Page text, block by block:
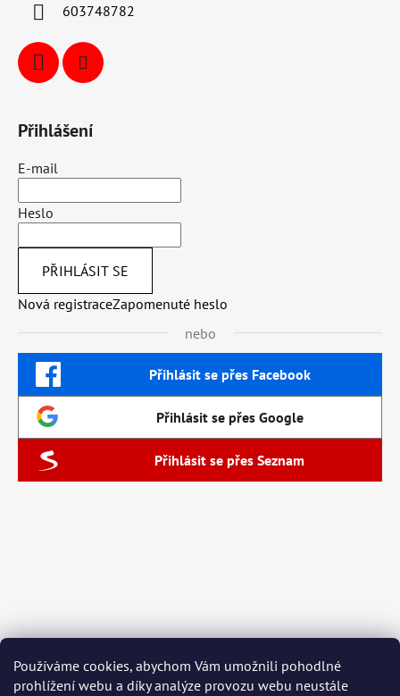
Používáme cookies, abychom Vám umožnili pohodlné
prohlížení webu a díky analýze provozu webu neustále
603748782
Přihlášení
E-mail
Heslo
PŘIHLÁSIT SE
Nová registraceZapomenuté heslo
nebo
Přihlásit se přes Facebook
Přihlásit se přes Google
Přihlásit se přes Seznam